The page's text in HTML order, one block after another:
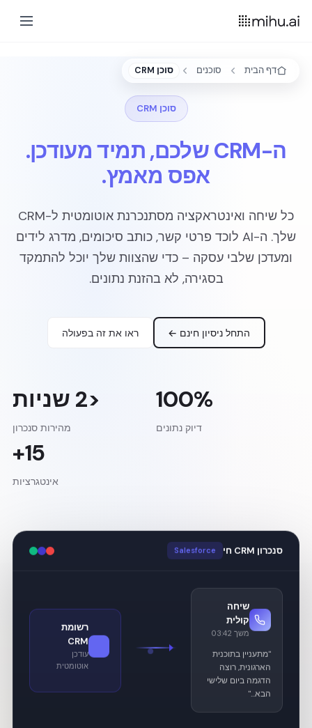
דף הבית סוכנים סוכן CRM
סוכן CRM
ה-CRM שלכם, תמיד מעודכן.
אפס מאמץ.
כל שיחה ואינטראקציה מסתנכרנת אוטומטית ל-CRM
שלך. ה-AI לוכד פרטי קשר, כותב סיכומים, מדרג לידים
ומעדכן שלבי עסקה – כדי שהצוות שלך יוכל להתמקד
בסגירה, לא בהזנת נתונים.
התחל ניסיון חינם ← ראו את זה בפעולה
100%
דיוק נתונים
<2 שניות
מהירות סנכרון
15+
אינטגרציות
סנכרון CRM חי Salesforce
שיחה
קולית
משך 03:42
"מתעניין בתוכנית
הארגונית, רוצה
הדגמה ביום שלישי
הבא..."
רשומת
CRM
עודכן
אוטומטית